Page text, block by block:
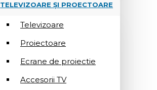
TELEVIZOARE ȘI PROECTOARE
Televizoare
Proiectoare
Ecrane de proiectie
Accesorii TV